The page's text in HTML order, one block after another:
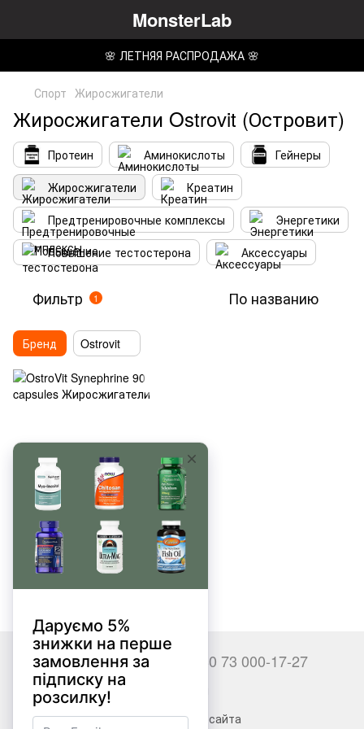
MonsterLab
🌸 ЛЕТНЯЯ РАСПРОДАЖА 🌸
Спорт Жиросжигатели
Жиросжигатели Ostrovit (Островит)
Протеин Аминокислоты
Гейнеры
Жиросжигатели
Креатин
Предтренировочные комплексы
Энергетики
Повышение тестостерона
Аксессуары
Фильтр 1 По названию
Бренд Ostrovit
OstroVit Synephrine 90 capsules
325 грн
+380 66 000-17-27 +380 73 000-17-27
Полная версия сайта